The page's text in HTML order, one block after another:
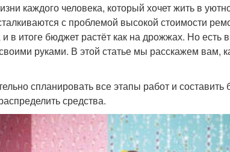
каждого человека, который хочет жить в
с проблемой высокой стоимости
в итоге бюджет растёт как на дрожжах. Но
руками. В этой статье мы расскажем вам,
спланировать все этапы работ и
средства.